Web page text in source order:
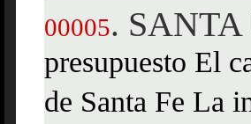
00005. SANTA
presupuesto El
de Santa Fe La